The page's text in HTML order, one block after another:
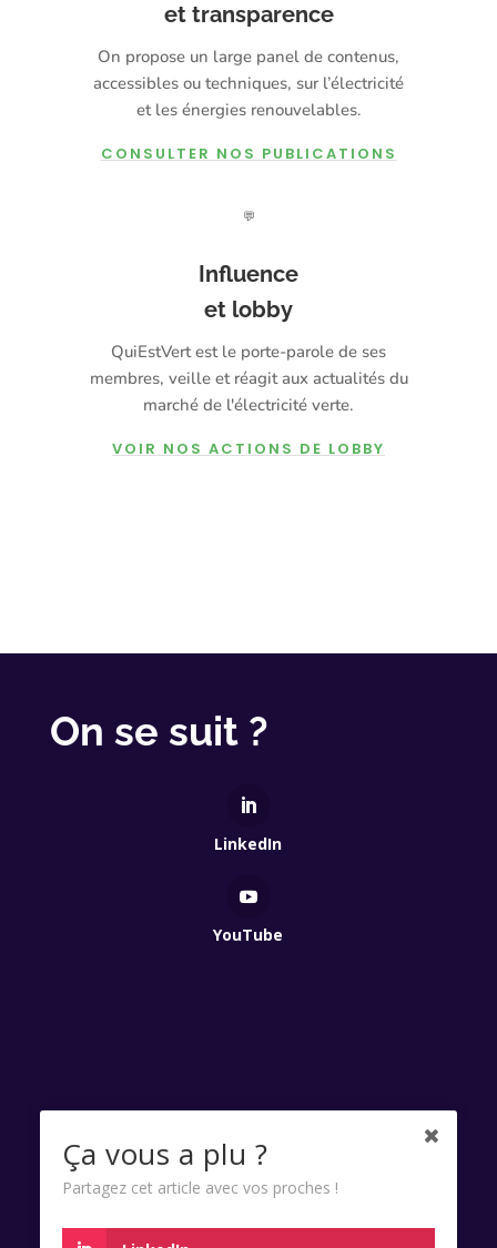
et transparence
On propose un large panel de contenus,
accessibles ou techniques, sur l’électricité
et les énergies renouvelables.
CONSULTER NOS PUBLICATIONS
💬
Influence
et lobby
QuiEstVert est le porte-parole de ses
membres, veille et réagit aux actualités du
marché de l'électricité verte.
VOIR NOS ACTIONS DE LOBBY
On se suit ?
LinkedIn
YouTube
enregistrée à la Préfecture de Lyon - Numéro RNA
W691100695 SIRET 85285441300022.
Charte données personnelles
Ça vous a plu ?
Partagez cet article avec vos proches !